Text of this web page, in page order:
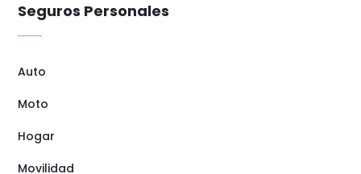
Seguros Personales
Auto
Moto
Hogar
Movilidad